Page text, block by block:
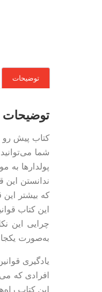
توضیحات
توضیحات
کتاب پیش رو
شما
پولدارها به
ندانستن این
که بیشتر این
این کتاب
چرایی این
به‌صورت یکجا
یادگیری
افرادی که
این کتاب